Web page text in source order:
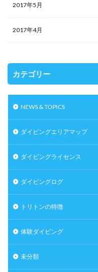
2017年5月
2017年4月
カテゴリー
NEWS & TOPICS
ダイビングエリアマップ
ダイビングライセンス
ダイビングログ
トリトンの特徴
体験ダイビング
未分類